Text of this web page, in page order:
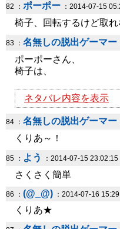
82 ： ポーポー ：2014-07-15
椅子、回転するけど取
83 ： 名無しの脱出ゲーマー
ポーポーさん、
椅子は、
ネタバレ内容を表示
84 ： 名無しの脱出ゲーマー
くりあ～！
85 ： よう ：2014-07-15 23:02:15
さくさく簡単
86 ： (@_@) ：2014-07-16
くりあ★